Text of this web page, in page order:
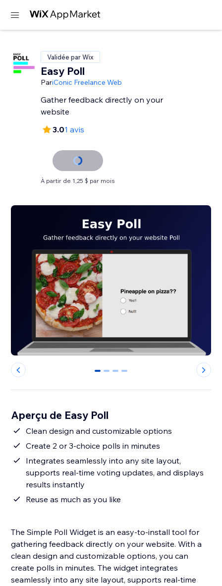
Validée par Wix
Easy Poll
PariConic Freelance Web
Gather feedback directly on your
website
3.01 avis
À partir de 1,25 $ par mois
0 1 2 3
Aperçu de Easy Poll
Clean design and customizable options
Create 2 or 3-choice polls in minutes
Integrates seamlessly into any site layout,
supports real-time voting updates, and displays
results instantly
Reuse as much as you like
The Simple Poll Widget is an easy-to-install tool for
gathering feedback directly on your website. With a
clean design and customizable options, you can
create polls in minutes. The widget integrates
seamlessly into any site layout, supports real-time